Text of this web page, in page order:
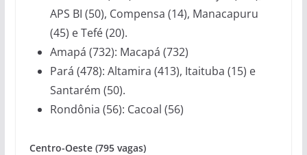
APS BI (50), Compensa (14), Manacapuru
(45) e Tefé (20).
Amapá (732): Macapá (732)
Pará (478): Altamira (413), Itaituba (15) e
Santarém (50).
Rondônia (56): Cacoal (56)
Centro-Oeste (795 vagas)